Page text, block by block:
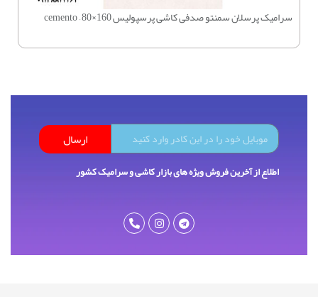
سرامیک پرسلان سمنتو صدفی کاشی پرسپولیس 160×80 – cemento
ارسال
اطلاع از آخرین فروش ویژه های بازار کاشی و سرامیک کشور